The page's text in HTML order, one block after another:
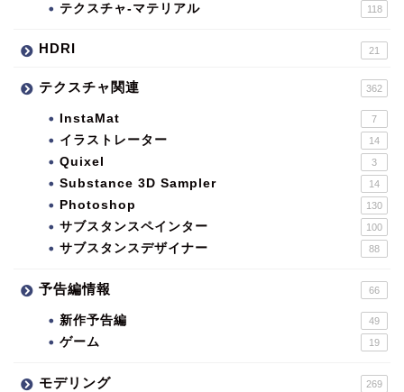
テクスチャ-マテリアル 118
HDRI 21
テクスチャ関連 362
InstaMat 7
イラストレーター 14
Quixel 3
Substance 3D Sampler 14
Photoshop 130
サブスタンスペインター 100
サブスタンスデザイナー 88
予告編情報 66
新作予告編 49
ゲーム 19
モデリング 269